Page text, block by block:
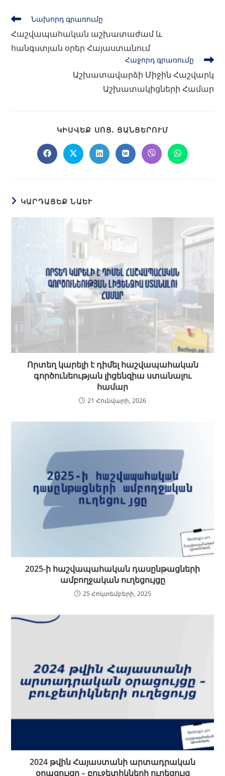
Նախորդ գրառումը
Հաշվապահական աշխատաժամ և
հանգստյան օրեր Հայաստանում
Հաջորդ գրառումը
Աշխատավարձի Միջին Հաշվարկ
Աշխատակիցների Համար
ԿԻՍՎԵՔ ՍՈՑ․ ՑԱՆՑԵՐՈՒՄ
ԿԱՐԴԱՑԵՔ ՆԱԵՒ
Որտեղ կարելի է դիմել հաշվապահական
գործունեության լիցենզիա ստանալու
համար
21 Հունվարի, 2026
2025-ի հաշվապահական դասընթացների
ամբողջական ուղեցույցը
25 Հոկտեմբերի, 2025
2024 թվին Հայաստանի արտադրական
օրացույցը – բուջետիկների ուղեցույց